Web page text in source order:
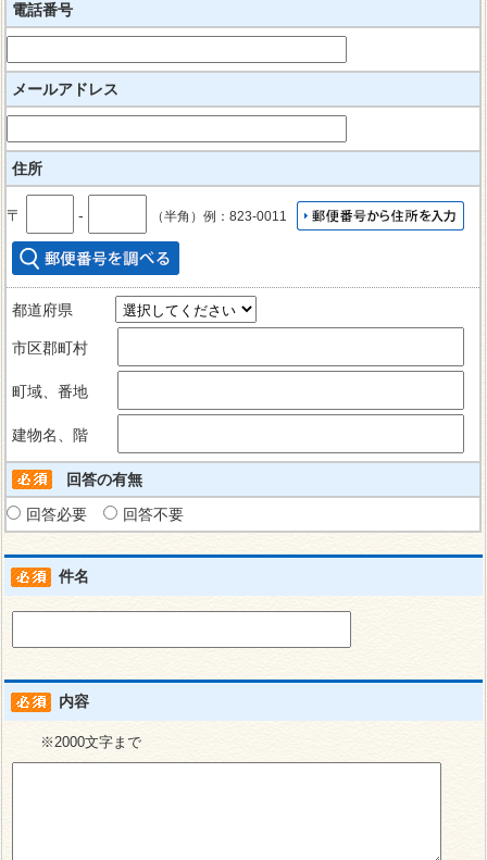
電話番号
メールアドレス
住所
〒 ‐ （半角）例：823-0011
都道府県
市区郡町村
町域、番地
建物名、階
回答の有無
回答必要
回答不要
件名
内容
※2000文字まで